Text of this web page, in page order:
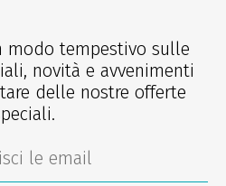
modo tempestivo sulle
novità e avvenimenti
delle nostre offerte